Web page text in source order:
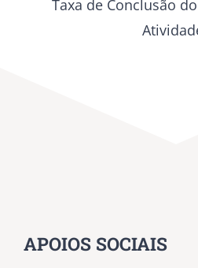
Taxa de Conclusão
APOIOS SOCIAIS